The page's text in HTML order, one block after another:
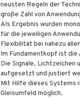
neusten Regeln der
große Zahl von
Als Ergebnis wurden
für die jeweiligen
Flexibilität bei nahezu
Im Fundamentkopf ist
Die Signale, Lichtzeichen
aufgesetzt und justiert
Mit Hilfe dieses Systems
Gleisumfeld möglich.